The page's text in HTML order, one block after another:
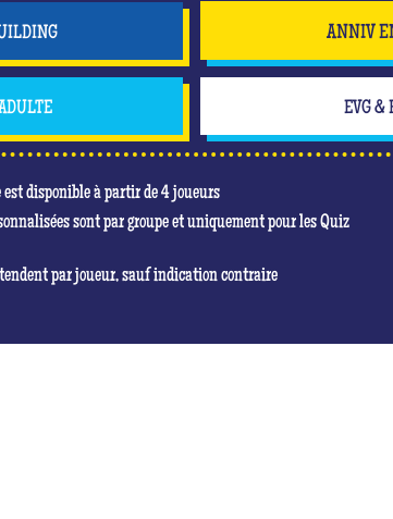
ANNIV
EVG &
est disponible à partir de 4 joueurs
sont par groupe et uniquement pour les Quiz
par joueur, sauf indication contraire